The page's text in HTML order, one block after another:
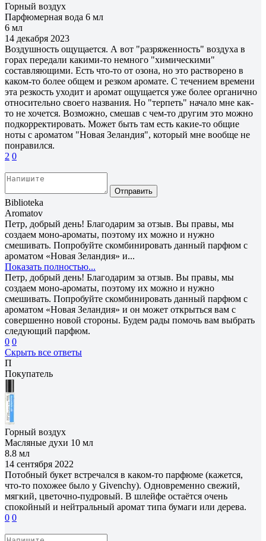
Горный воздух
Парфюмерная вода 6 мл
6 мл
14 декабря 2023
Воздушность ощущается. А вот "разряженность" воздуха в
горах передали какими-то немного "химическими"
составляющими. Есть что-то от озона, но это растворено в
каком-то более общем и резком аромате. С течением времени
эта резкость уходит и аромат ощущается уже более органично
относительно своего названия. Но "терпеть" начало мне как-
то не хочется. Возможно, смешав с чем-то другим это можно
подкорректировать. Может быть там есть какие-то общие
ноты с ароматом "Новая Зеландия", который мне вообще не
понравился.
2 0
Отправить
Biblioteka
Aromatov
Петр, добрый день! Благодарим за отзыв. Вы правы, мы
создаем моно-ароматы, поэтому их можно и нужно
смешивать. Попробуйте скомбинировать данный парфюм с
ароматом «Новая Зеландия» и...
Показать полностью...
Петр, добрый день! Благодарим за отзыв. Вы правы, мы
создаем моно-ароматы, поэтому их можно и нужно
смешивать. Попробуйте скомбинировать данный парфюм с
ароматом «Новая Зеландия» и он может открыться вам с
совершенно новой стороны. Будем рады помочь вам выбрать
следующий парфюм.
0 0
Скрыть все ответы
П
Покупатель
Горный воздух
Масляные духи 10 мл
8.8 мл
14 сентября 2022
Потобный букет встречался в каком-то парфюме (кажется,
что-то похожее было у Givenchy). Одновременно свежий,
мягкий, цветочно-пудровый. В шлейфе остаётся очень
спокойный и нейтральный аромат типа бумаги или дерева.
0 0